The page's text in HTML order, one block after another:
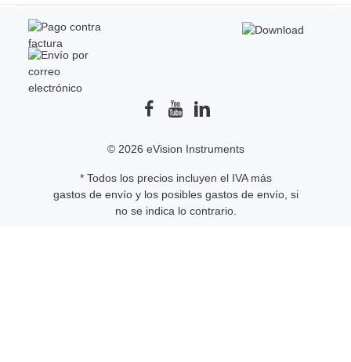
© 2026 eVision Instruments
* Todos los precios incluyen el IVA más
gastos de envíoy los posibles gastos de envío, si
no se indica lo contrario.